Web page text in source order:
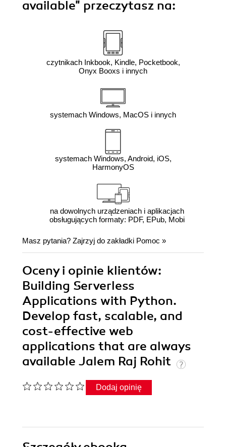
available" przeczytasz na:
czytnikach Inkbook, Kindle, Pocketbook,
Onyx Booxs i innych
systemach Windows, MacOS i innych
systemach Windows, Android, iOS,
HarmonyOS
na dowolnych urządzeniach i aplikacjach
obsługujących formaty: PDF, EPub, Mobi
Masz pytania? Zajrzyj do zakładki Pomoc »
Oceny i opinie klientów:
Building Serverless
Applications with Python.
Develop fast, scalable, and
cost-effective web
applications that are always
available Jalem Raj Rohit
Dodaj opinię